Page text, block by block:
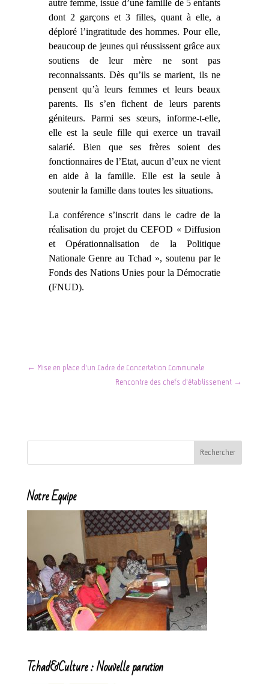
autre femme, issue d’une famille de 5 enfants
dont 2 garçons et 3 filles, quant à elle, a
déploré l’ingratitude des hommes. Pour elle,
beaucoup de jeunes qui réussissent grâce aux
soutiens de leur mère ne sont pas
reconnaissants. Dès qu’ils se marient, ils ne
pensent qu’à leurs femmes et leurs beaux
parents. Ils s’en fichent de leurs parents
géniteurs. Parmi ses sœurs, informe-t-elle,
elle est la seule fille qui exerce un travail
salarié. Bien que ses frères soient des
fonctionnaires de l’Etat, aucun d’eux ne vient
en aide à la famille. Elle est la seule à
soutenir la famille dans toutes les situations.
La conférence s’inscrit dans le cadre de la
réalisation du projet du CEFOD « Diffusion
et Opérationnalisation de la Politique
Nationale Genre au Tchad », soutenu par le
Fonds des Nations Unies pour la Démocratie
(FNUD).
← Mise en place d'un Cadre de Concertation Communale
Rencontre des chefs d'établissement →
Notre Equipe
Tchad&Culture : Nouvelle parution